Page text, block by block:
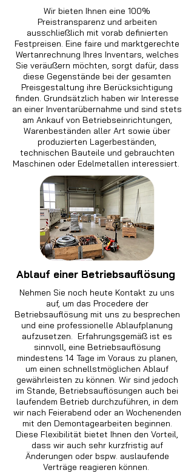
Wir bieten Ihnen eine 100%
Preistransparenz und arbeiten
ausschließlich mit vorab definierten
Festpreisen. Eine faire und marktgerechte
Wertanrechnung Ihres Inventars, welches
Sie veräußern möchten, sorgt dafür, dass
diese Gegenstände bei der gesamten
Preisgestaltung ihre Berücksichtigung
finden. Grundsätzlich haben wir Interesse
an einer Inventarübernahme und sind stets
am Ankauf von Betriebseinrichtungen,
Warenbeständen aller Art sowie über
produzierten Lagerbeständen,
technischen Bauteile und gebrauchten
Maschinen oder Edelmetallen interessiert.
Ablauf einer Betriebsauflösung
Nehmen Sie noch heute Kontakt zu uns
auf, um das Procedere der
Betriebsauflösung mit uns zu besprechen
und eine professionelle Ablaufplanung
aufzusetzen. Erfahrungsgemäß ist es
sinnvoll, eine Betriebsauflösung
mindestens 14 Tage im Voraus zu planen,
um einen schnellstmöglichen Ablauf
gewährleisten zu können. Wir sind jedoch
im Stande, Betriebsauflösungen auch bei
laufendem Betrieb durchzuführen, in dem
wir nach Feierabend oder an Wochenenden
mit den Demontagearbeiten beginnen.
Diese Flexibilität bietet Ihnen den Vorteil,
dass wir auch sehr kurzfristig auf
Änderungen oder bspw. auslaufende
Verträge reagieren können.